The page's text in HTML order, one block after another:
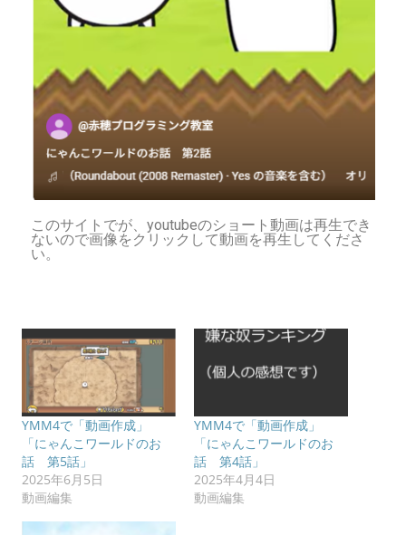
このサイトでが、youtubeのショート動画は再生でき
ないので画像をクリックして動画を再生してくださ
い。
YMM4で「動画作成」
「にゃんこワールドのお
話 第5話」
2025年6月5日
動画編集
YMM4で「動画作成」
「にゃんこワールドのお
話 第4話」
2025年4月4日
動画編集